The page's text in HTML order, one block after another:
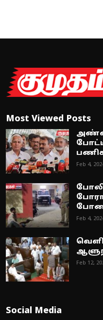
Most Viewed Posts
Feb 4,
Feb 4,
Feb 12,
Social Media